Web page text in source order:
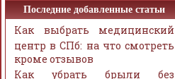
Последние добавленные статьи
Как выбрать медицинский
центр в СПб: на что смотреть
кроме отзывов
Как убрать брыли без